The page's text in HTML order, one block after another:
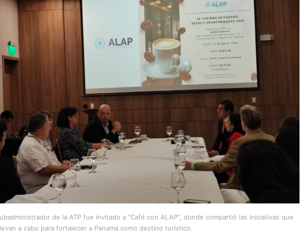
de la ATP fue invitado a “Café con ALAP”, donde compartió las iniciativas que
a cabo para fortalecer a Panamá como destino turístico.